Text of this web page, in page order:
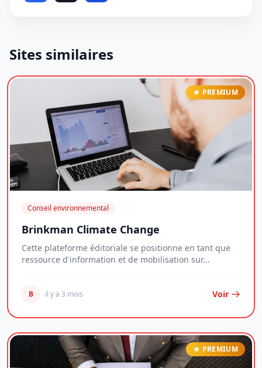
Sites similaires
PREMIUM
Conseil environnemental
Brinkman Climate Change
Cette plateforme éditoriale se positionne en tant que
ressource d'information et de mobilisation sur...
B il y a 3 mois Voir
PREMIUM